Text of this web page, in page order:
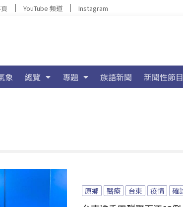
YouTube 頻道 Instagram
象 總覽 專題 族語新聞 新聞性節目
原鄉 醫療 台東 疫情 確